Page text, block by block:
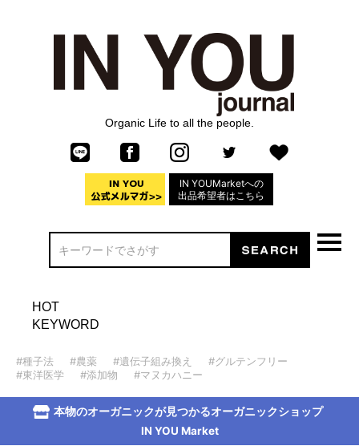
Organic Life to all the people.
IN YOUMarketへの
出品希望者はこちら
HOT
KEYWORD
#種子法 #農薬 #遺伝子組み換え
#グルテンフリー
#東洋医学
#添加物 #マヌカハニー
本物のオーガニックが見つかるオーガニックショップ
IN YOU Market